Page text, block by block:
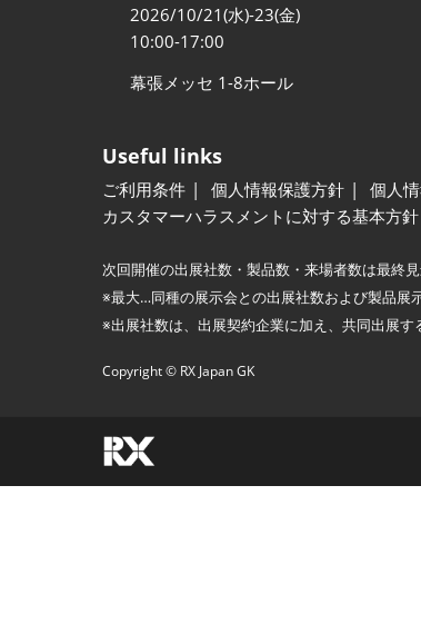
2026/10/21(水)-23(金)
10:00-17:00
幕張メッセ 1-8ホール
Useful links
ご利用条件 個人情報保護方針 個人
カスタマーハラスメントに対する基本方針
次回開催の出展社数・製品数・来場者数は最終
※最大…同種の展示会との出展社数および製品展
※出展社数は、出展契約企業に加え、共同出展す
Copyright © RX Japan GK